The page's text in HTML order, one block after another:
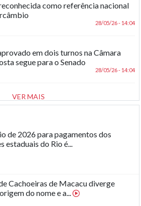
como referência nacional
28/05/26 - 14:04
em dois turnos na Câmara
segue para o Senado
28/05/26 - 14:04
VER MAIS
de 2026 para pagamentos dos
estaduais do Rio é...
Cachoeiras de Macacu diverge
do nome e a...